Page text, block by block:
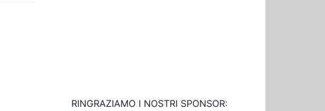
RINGRAZIAMO I NOSTRI SPONSOR: